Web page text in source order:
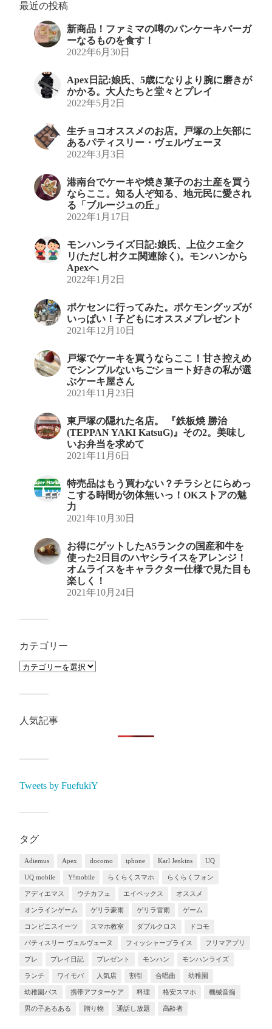
最近の投稿
新商品！ファミマの噂のパンケーキバーガ
ーなるものを食す！
2022年6月30日
Apex日記:娘氏、5歳になりより腕に磨きが
かかる。大人たちと堂々とプレイ
2022年5月2日
生チョコオススメのお店。戸塚の上矢部に
あるパティスリー・ヴェルヴェーヌ
2022年3月3日
港南台でケーキや焼き菓子のお土産を買う
ならここ。知る人ぞ知る、地元民に愛され
る「ブルージュの丘」
2022年1月17日
モンハンライズ日記:娘氏、上位クエ全ク
リ(ただし村クエ関連除く)。モンハンから
Apexへ
2022年1月2日
ポケセンに行ってみた。ポケモングッズが
いっぱい！子どもにオススメプレゼント
2021年12月10日
戸塚でケーキを買うならここ！甘さ控えめ
でシンプルないちごショート好きの私が選
ぶケーキ屋さん
2021年11月23日
東戸塚の隠れた名店。 『鉄板焼 勝治
(TEPPAN YAKI KatsuG)』その2。美味し
いお弁当を求めて
2021年11月6日
特売品はもう買わない？チラシとにらめっ
こする時間が勿体無いっ！OKストアの魅
力
2021年10月30日
お得にゲットしたA5ランクの国産和牛を
使った2日目のハヤシライスをアレンジ！
オムライスをキャラクター仕様で見た目も
楽しく！
2021年10月24日
カテゴリー
人気記事
Tweets by FuefukiY
タグ
Adiemus Apex docomo iphone Karl Jenkins UQ
UQ mobile Y!mobile らくらくスマホ らくらくフォン
アディエマス ウチカフェ エイペックス オススメ
オンラインゲーム ゲリラ豪雨 ゲリラ雷雨 ゲーム
コンビニスイーツ スマホ教室 ダブルクロス ドコモ
パティスリー ヴェルヴェーヌ フィッシャープライス フリマアプリ
プレ プレイ日記 プレゼント モンハン モンハンライズ
ランチ ワイモバ 人気店 割引 合唱曲 幼稚園
幼稚園バス 携帯アフターケア 料理 格安スマホ 機械音痴
男の子あるある 贈り物 通話し放題 高齢者